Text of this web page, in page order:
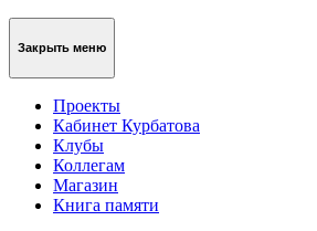
Закрыть меню
Проекты
Кабинет Курбатова
Клубы
Коллегам
Магазин
Книга памяти